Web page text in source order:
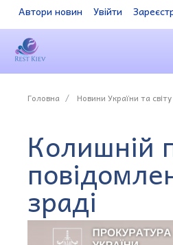
Автори новин Увійти
Головна Новини України та світу
Колишній
зраді